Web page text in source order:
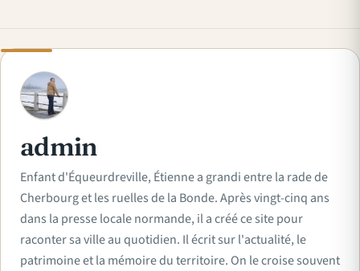
A
admin
Enfant d'Équeurdreville, Étienne a grandi entre la rade de
Cherbourg et les ruelles de la Bonde. Après vingt-cinq ans
dans la presse locale normande, il a créé ce site pour
raconter sa ville au quotidien. Il écrit sur l'actualité, le
patrimoine et la mémoire du territoire. On le croise souvent